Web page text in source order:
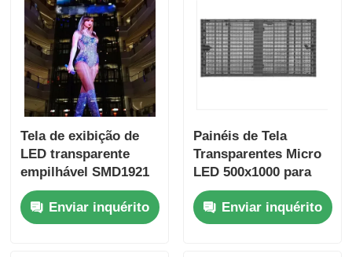
Tela de exibição de
LED transparente
empilhável SMD1921
Video Wall para
varejoEnviar inquérito
Painéis de Tela
Transparentes Micro
LED 500x1000 para
Aluguel com Trava
Rápida e
Personalizados
Enviar inquérito